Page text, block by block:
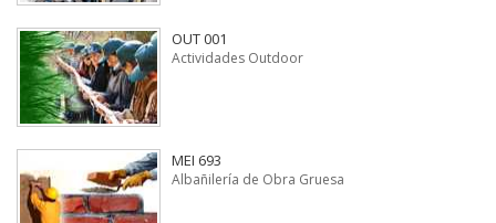
OUT 001
Actividades Outdoor
MEI 693
Albañilería de Obra Gruesa